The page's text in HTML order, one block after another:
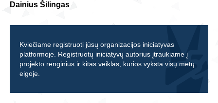
Dainius Šilingas
Kviečiame registruoti jūsų organizacijos iniciatyvas
platformoje. Registruotų iniciatyvų autorius įtraukiame į
projekto renginius ir kitas veiklas, kurios vyksta visų metų
eigoje.